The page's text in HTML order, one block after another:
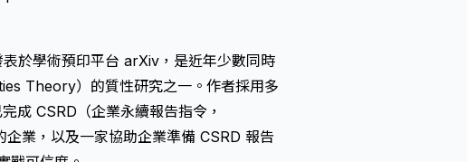
於學術預印平台 arXiv，是近年少數同時
Theory）的質性研究之一。作者採用多
成 CSRD（企業永續報告指令，
業，以及一家協助企業準備 CSRD 報告